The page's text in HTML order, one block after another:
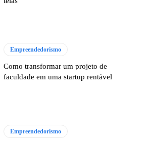
Empreendedorismo
Como transformar um projeto de
faculdade em uma startup rentável
Empreendedorismo